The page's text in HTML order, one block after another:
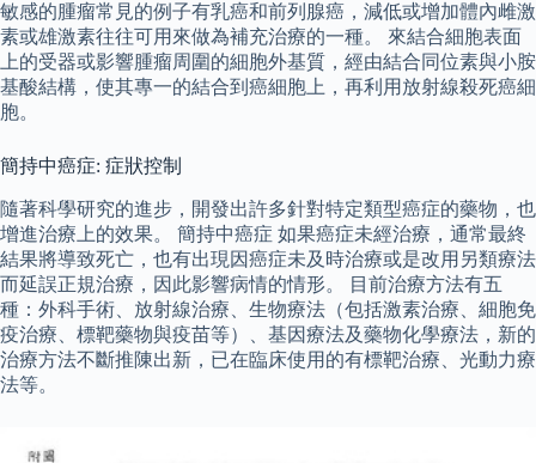
敏感的腫瘤常見的例子有乳癌和前列腺癌，減低或增加體內雌激
素或雄激素往往可用來做為補充治療的一種。 來結合細胞表面
上的受器或影響腫瘤周圍的細胞外基質，經由結合同位素與小胺
基酸結構，使其專一的結合到癌細胞上，再利用放射線殺死癌細
胞。
簡持中癌症: 症狀控制
隨著科學研究的進步，開發出許多針對特定類型癌症的藥物，也
增進治療上的效果。 簡持中癌症 如果癌症未經治療，通常最終
結果將導致死亡，也有出現因癌症未及時治療或是改用另類療法
而延誤正規治療，因此影響病情的情形。 目前治療方法有五
種：外科手術、放射線治療、生物療法（包括激素治療、細胞免
疫治療、標靶藥物與疫苗等）、基因療法及藥物化學療法，新的
治療方法不斷推陳出新，已在臨床使用的有標靶治療、光動力療
法等。